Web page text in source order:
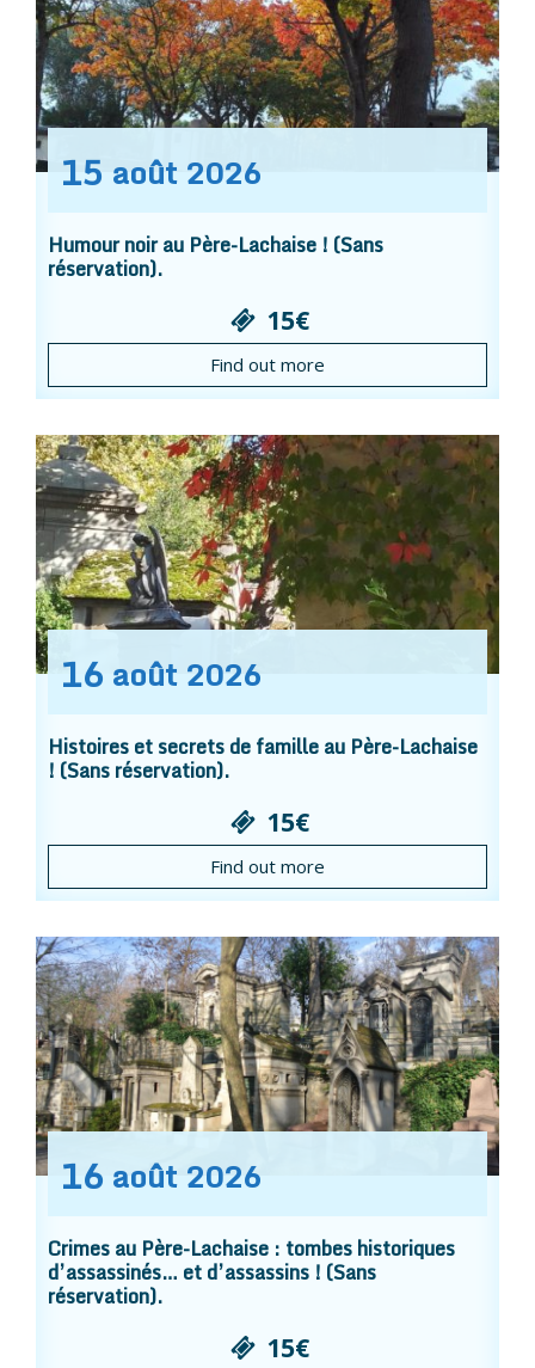
15 août 2026
Humour noir au Père-Lachaise ! (Sans
réservation).
15€
Find out more
16 août 2026
Histoires et secrets de famille au Père-Lachaise
! (Sans réservation).
15€
Find out more
16 août 2026
Crimes au Père-Lachaise : tombes historiques
d’assassinés… et d’assassins ! (Sans
réservation).
15€